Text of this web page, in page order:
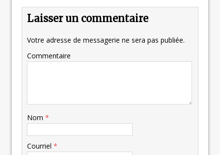
Laisser un commentaire
Votre adresse de messagerie ne sera pas publiée.
Commentaire
Nom *
Courriel *